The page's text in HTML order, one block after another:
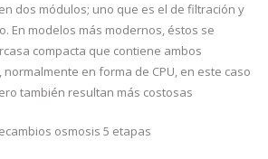
dos módulos; uno que es el de filtración y
En modelos más modernos, éstos se
compacta que contiene ambos
en forma de CPU, en este caso
también resultan más costosas